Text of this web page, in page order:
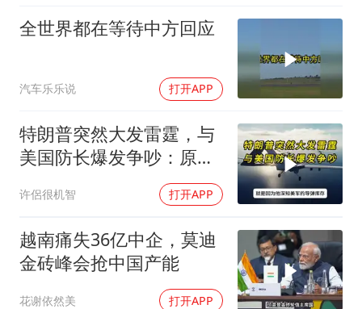
白海豚在海上打了个结
构建更高水平的全民健身公共服务体系
全世界都在等待中方回应
汽车乐乐说 打开APP
特朗普突然大发雷霆，与
美国防长爆发争吵：原来
许侶很机智 打开APP
越南痛失36亿中企，莫迪
金砖峰会抢中国产能
花谢依然美 打开APP